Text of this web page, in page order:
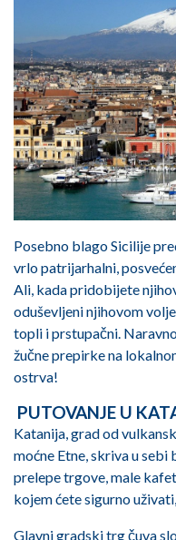
Posebno blago Sicilije
vrlo patrijarhalni,
Ali, kada pridobijete
oduševljeni njihovom
topli i prstupačni.
žučne prepirke na
ostrva!
PUTOVANJE U
Katanija, grad od
moćne Etne, skriva u
prelepe trgove, male
kojem ćete sigurno
Glavni gradski trg čuva